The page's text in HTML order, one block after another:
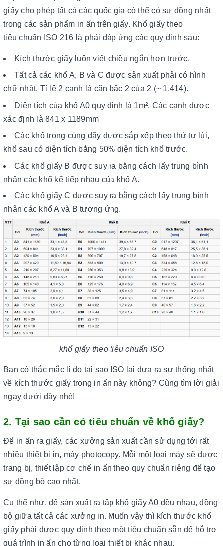
giấy cho phép tất cả các quốc gia có thể có sự đồng nhất
trong các sản phẩm in ấn trên giấy. Khổ giấy theo
tiêu chuẩn ISO 216 là phải đáp ứng các quy định sau:
Kích thước giấy luôn viết chiều ngắn hơn trước.
Tất cả các khổ A, B và C được sản xuất phải có hình
chữ nhật. Tỉ lệ 2 cạnh là căn bậc 2 của 2 (~ 1,414).
Diện tích của khổ A0 quy định là 1m². Các cạnh được
xác định là 841 x 1189mm
Các khổ trong cùng dãy được sắp xếp theo thứ tự lùi,
khổ sau có diện tích bằng 50% diện tích khổ trước.
Các khổ giấy B được suy ra bằng cách lấy trung bình
nhân các khổ kế tiếp nhau của khổ A.
Các khổ giấy C được suy ra bằng cách lấy trung bình
nhân các khổ A và B tương ứng.
khổ giấy theo tiêu chuẩn ISO
Bạn có thắc mắc lí do tại sao ISO lại đưa ra sự thống nhất
về kích thước giấy trong in ấn này không? Cùng tìm lời giải
ngay dưới đây nhé!
2. Tại sao cần có tiêu chuẩn về khổ giấy?
Để in ấn ra giấy, các xưởng sản xuất cần sử dụng tới rất
nhiều thiết bị in, máy photocopy. Mỗi một loại máy sẽ được
trang bị, thiết lập cơ chế in ấn theo quy chuẩn riêng để tạo
sự đồng bộ cao nhất.
Cụ thể như, để sản xuất ra tập khổ giấy A0 đều nhau, đồng
bộ giữa tất cả các xưởng in. Muốn vậy thì kích thước khổ
giấy phải được quy định theo một tiêu chuẩn sẵn để hỗ trợ
quá trình in ấn cho từng loại thiết bị khác nhau.